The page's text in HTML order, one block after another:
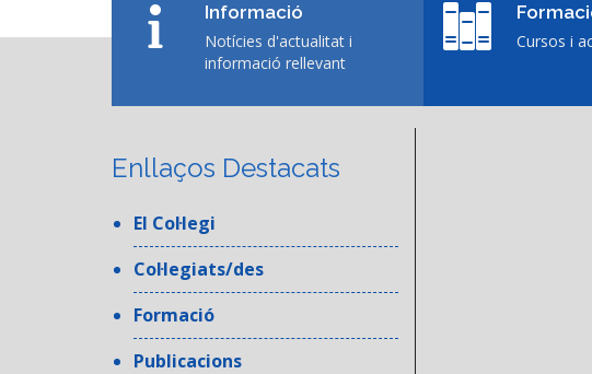
Informació
Notícies d'actualitat i
informació rellevant
Cursos i
Enllaços Destacats
El Col·legi
Col·legiats/des
Formació
Publicacions